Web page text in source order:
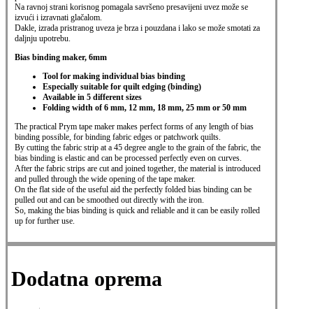
Na ravnoj strani korisnog pomagala savršeno presavijeni uvez može se
izvući i izravnati glačalom.
Dakle, izrada pristranog uveza je brza i pouzdana i lako se može smotati za
daljnju upotrebu.
Bias binding maker, 6mm
Tool for making individual bias binding
Especially suitable for quilt edging (binding)
Available in 5 different sizes
Folding width of 6 mm, 12 mm, 18 mm, 25 mm or 50 mm
The practical Prym tape maker makes perfect forms of any length of bias
binding possible, for binding fabric edges or patchwork quilts.
By cutting the fabric strip at a 45 degree angle to the grain of the fabric, the
bias binding is elastic and can be processed perfectly even on curves.
After the fabric strips are cut and joined together, the material is introduced
and pulled through the wide opening of the tape maker.
On the flat side of the useful aid the perfectly folded bias binding can be
pulled out and can be smoothed out directly with the iron.
So, making the bias binding is quick and reliable and it can be easily rolled
up for further use.
Dodatna oprema